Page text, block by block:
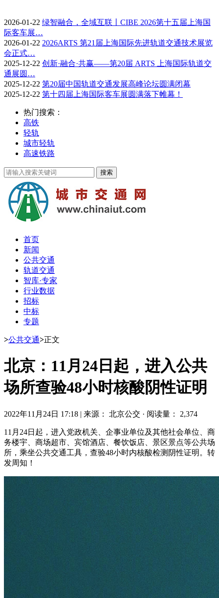
2026-01-22 绿智融合，全域互联丨CIBE 2026第十五届上海国
际客车展…
2026-01-22 2026ARTS 第21届上海国际先进轨道交通技术展览
会正式…
2025-12-22 创新·融合·共赢——第20届 ARTS 上海国际轨道交
通展圆…
2025-12-22 第20届中国轨道交通发展高峰论坛圆满闭幕
2025-12-22 第十四届上海国际客车展圆满落下帷幕！
热门搜索：
高铁
轻轨
城市轻轨
高速铁路
首页
新闻
公共交通
轨道交通
智库·专家
行业数据
招标
中标
专题
>公共交通>正文
北京：11月24日起，进入公共
场所查验48小时核酸阴性证明
2022年11月24日 17:18 | 来源： 北京公交 · 阅读量： 2,374
11月24日起，进入党政机关、企事业单位及其他社会单位、商
务楼宇、商场超市、宾馆酒店、餐饮饭店、景区景点等公共场
所，乘坐公共交通工具，查验48小时内核酸检测阴性证明。转
发周知！ ​​​